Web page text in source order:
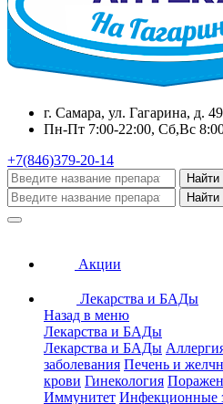
г. Самара, ул. Гагарина, д. 49
Пн-Пт 7:00-22:00, Сб,Вс
+7(846)379-20-14
Найти
Найти
Акции
Лекарства и БАДы
Назад в меню
Лекарства и БАДы
Лекарства и БАДы
заболевания Печень и
крови Гинекология
Иммунитет Инфекционные